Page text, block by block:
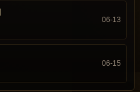
06-13
06-15